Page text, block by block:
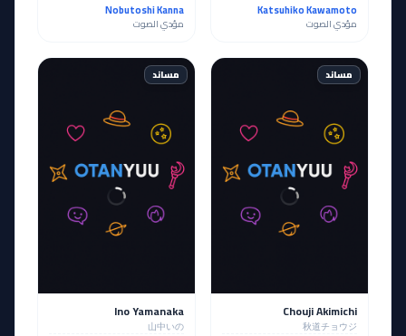
Katsuhiko Kawamoto
مؤدي الصوت
Nobutoshi Kanna
مؤدي الصوت
مساند
Chouji Akimichi
秋道チョウジ
مساند
Ino Yamanaka
山中いの